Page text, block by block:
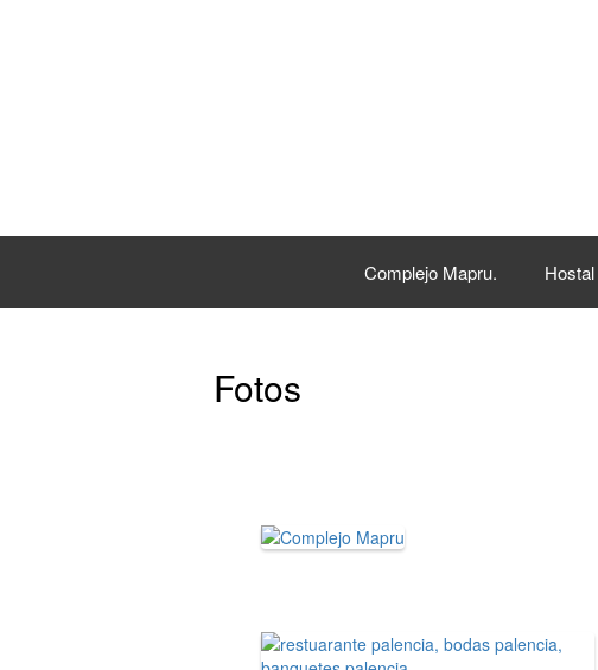
Complejo Mapru.
Fotos